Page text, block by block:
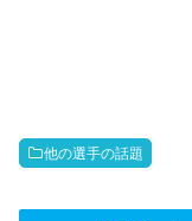
他の選手の話題